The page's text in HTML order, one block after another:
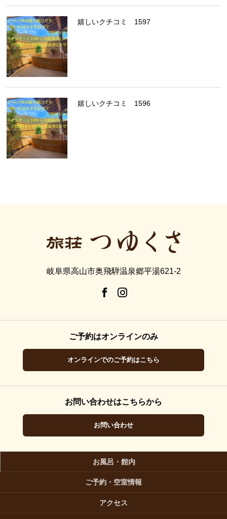
嬉しいクチコミ 1597
嬉しいクチコミ 1596
岐阜県高山市奥飛騨温泉郷平湯621-2
ご予約はオンラインのみ
オンラインでのご予約はこちら
お問い合わせはこちらから
お問い合わせ
お風呂・館内
ご予約・空室情報
アクセス